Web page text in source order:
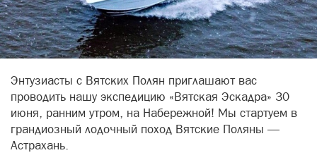
Энтузиасты с Вятских Полян приглашают вас
проводить нашу экспедицию «Вятская Эскадра» 30
июня, ранним утром, на Набережной! Мы стартуем в
грандиозный лодочный поход Вятские Поляны —
Астрахань.